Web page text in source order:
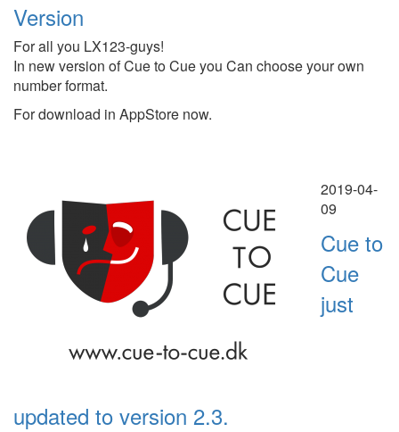
Version
For all you LX123-guys!
In new version of Cue to Cue you Can choose your own
number format.
For download in AppStore now.
2019-04-
09
Cue to
Cue
just
updated to version 2.3.